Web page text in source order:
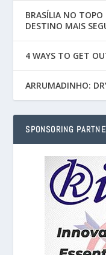
BRASÍLIA NO
DESTINO MAIS
4 WAYS TO GET
ARRUMADINHO:
SPONSORING